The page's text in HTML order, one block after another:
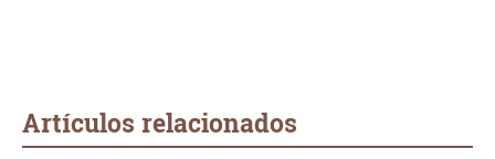
Artículos relacionados